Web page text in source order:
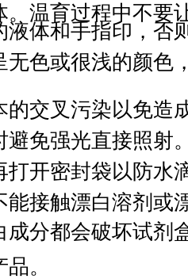
。温育过程中不要
液体和手指印，否
无色或很浅的颜色
的交叉污染以免造
避免强光直接照射
打开密封袋以防水
能接触漂白溶剂或
成分都会破坏试剂
。